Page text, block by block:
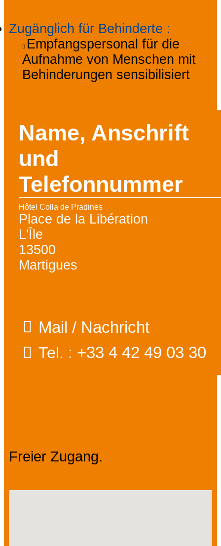
Zugänglich für Behinderte :
Empfangspersonal für die
Aufnahme von Menschen mit
Behinderungen sensibilisiert
Name, Anschrift
und
Telefonnummer
Hôtel Colla de Pradines
Place de la Libération
L'Île
13500
Martigues
Mail / Nachricht
Tel. : +33 4 42 49 03 30
Freier Zugang.